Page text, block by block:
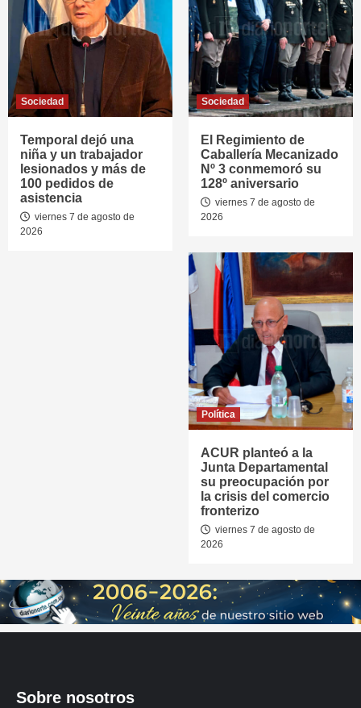
Sociedad
Temporal dejó una
niña y un trabajador
lesionados y más de
100 pedidos de
asistencia
viernes 7 de agosto de
2026
Sociedad
El Regimiento de
Caballería Mecanizado
Nº 3 conmemoró su
128º aniversario
viernes 7 de agosto de
2026
Política
ACUR planteó a la
Junta Departamental
su preocupación por
la crisis del comercio
fronterizo
viernes 7 de agosto de
2026
Sobre nosotros